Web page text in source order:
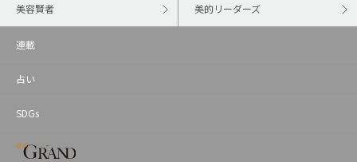
美容賢者 美的リーダーズ
連載
占い
SDGs